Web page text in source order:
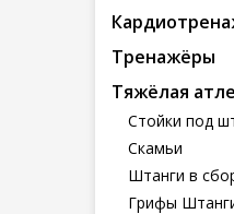
Тренажёры
Тяжёлая
Стойки под
Скамьи
Штанги в
Грифы